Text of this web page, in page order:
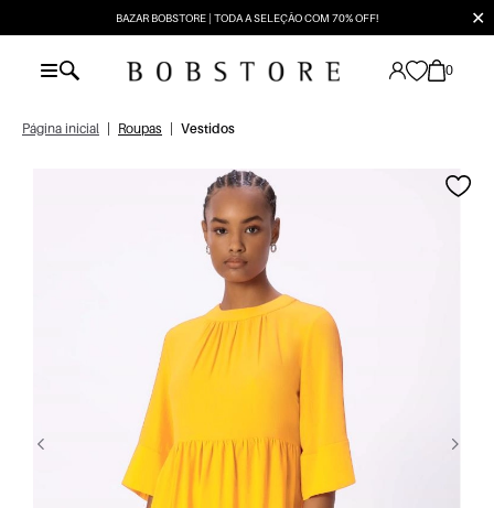
BAZAR BOBSTORE | TODA A SELEÇÃO COM 70% OFF! ✕
0
Página inicial Roupas Vestidos